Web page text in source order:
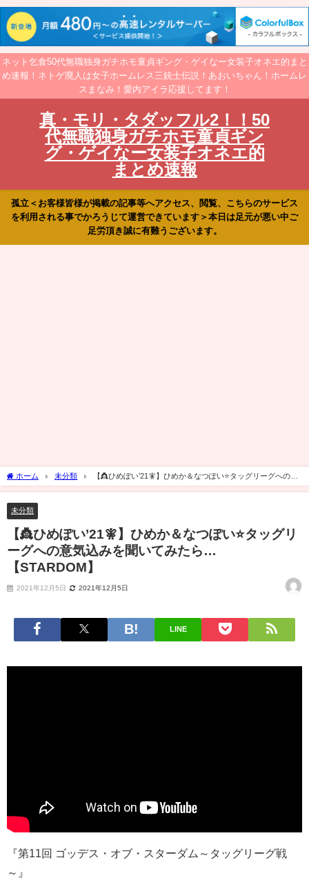
ネット乞食50代無職独身ガチホモ童貞ギング・ゲイなー女装子オネエ的まと
め速報！ネトゲ廃人は女子ホームレス三銃士伝説！あおいちゃん！ホームレ
スまなみ！愛内アイラ応援してます！
真・モリ・タダッフル2！！50
代無職独身ガチホモ童貞ギン
グ・ゲイなー女装子オネエ的
まとめ速報
孤立＜お客様皆様が掲載の記事等へアクセス、閲覧、こちらのサービス
を利用される事でかろうじて運営できています＞本日は足元が悪い中ご
足労頂き誠に有難うございます。
ホーム 未分類
【👸ひめぽい’21🧚‍】ひめか＆なつぽい⭐️タッグリーグへの意
気込みを聞いてみたら…【STARDOM】
未分類
【👸ひめぽい’21🧚‍】ひめか＆なつぽい⭐️タッグリ
ーグへの意気込みを聞いてみたら…
【STARDOM】
2021年12月5日 2021年12月5日
LINE
『第11回 ゴッデス・オブ・スターダム～タッグリーグ戦
～』